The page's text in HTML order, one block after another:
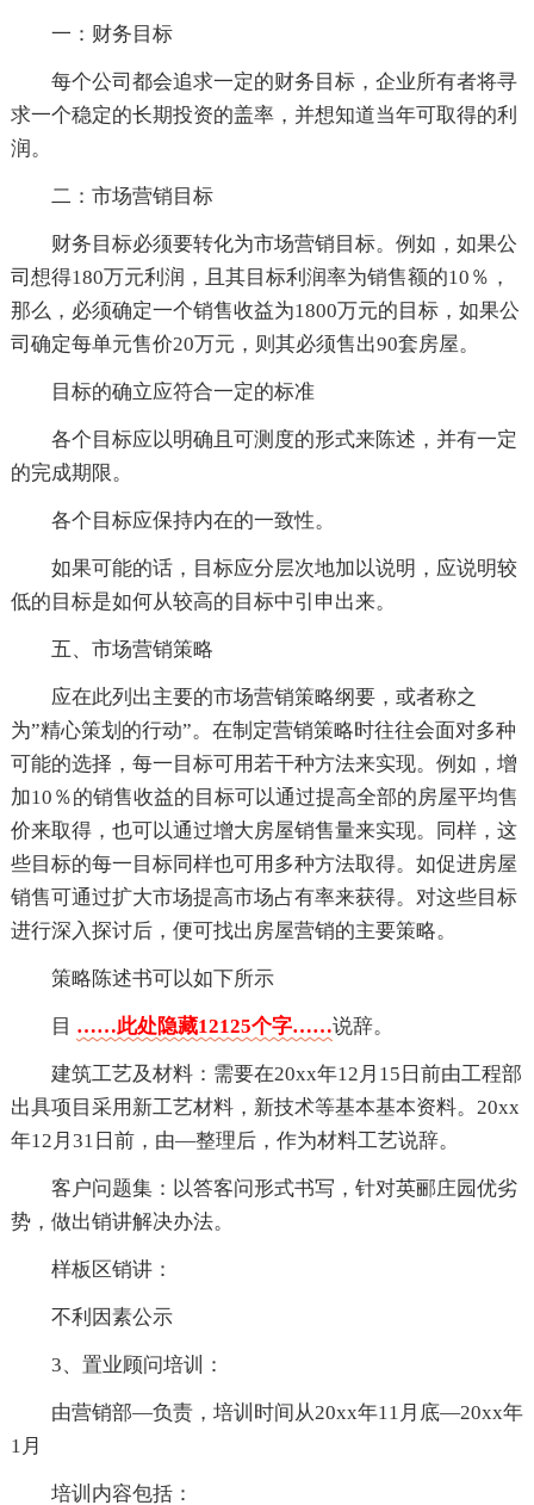
一：财务目标
每个公司都会追求一定的财务目标，企业所有者将寻
求一个稳定的长期投资的盖率，并想知道当年可取得的利
润。
二：市场营销目标
财务目标必须要转化为市场营销目标。例如，如果公
司想得180万元利润，且其目标利润率为销售额的10％，
那么，必须确定一个销售收益为1800万元的目标，如果公
司确定每单元售价20万元，则其必须售出90套房屋。
目标的确立应符合一定的标准
各个目标应以明确且可测度的形式来陈述，并有一定
的完成期限。
各个目标应保持内在的一致性。
如果可能的话，目标应分层次地加以说明，应说明较
低的目标是如何从较高的目标中引申出来。
五、市场营销策略
应在此列出主要的市场营销策略纲要，或者称之
为”精心策划的行动”。在制定营销策略时往往会面对多种
可能的选择，每一目标可用若干种方法来实现。例如，增
加10％的销售收益的目标可以通过提高全部的房屋平均售
价来取得，也可以通过增大房屋销售量来实现。同样，这
些目标的每一目标同样也可用多种方法取得。如促进房屋
销售可通过扩大市场提高市场占有率来获得。对这些目标
进行深入探讨后，便可找出房屋营销的主要策略。
策略陈述书可以如下所示
目 ……此处隐藏12125个字……说辞。
建筑工艺及材料：需要在20xx年12月15日前由工程部
出具项目采用新工艺材料，新技术等基本基本资料。20xx
年12月31日前，由—整理后，作为材料工艺说辞。
客户问题集：以答客问形式书写，针对英郦庄园优劣
势，做出销讲解决办法。
样板区销讲：
不利因素公示
3、置业顾问培训：
由营销部—负责，培训时间从20xx年11月底—20xx年
1月
培训内容包括：